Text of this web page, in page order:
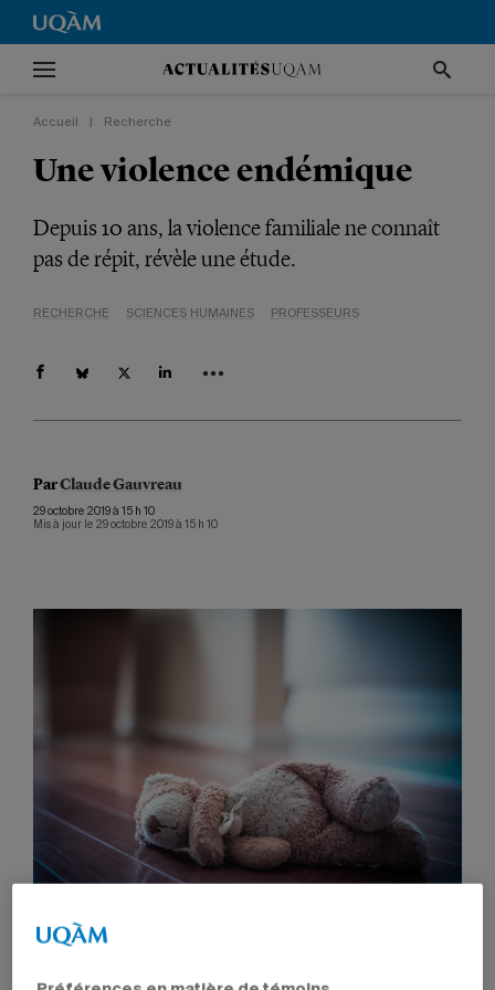
Accueil Recherche
Une violence endémique
Depuis 10 ans, la violence familiale ne connaît
pas de répit, révèle une étude.
RECHERCHE SCIENCES HUMAINES PROFESSEURS
ParClaude Gauvreau
29 octobre 2019 à 15 h 10
Mis à jour le 29 octobre 2019 à 15 h 10
Selon l’étude, 662 personnes, dont près de 80 %
sont des femmes ou des jeunes filles, ont été